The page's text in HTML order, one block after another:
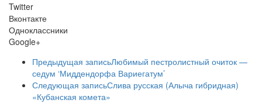
Twitter
Вконтакте
Одноклассники
Google+
Предыдущая записьЛюбимый пестролистный очиток —
седум ‘Миддендорфа Вариегатум’
Следующая записьСлива русская (Алыча гибридная)
«Кубанская комета»